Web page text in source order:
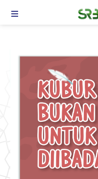
TOGGLE NAVIGATION